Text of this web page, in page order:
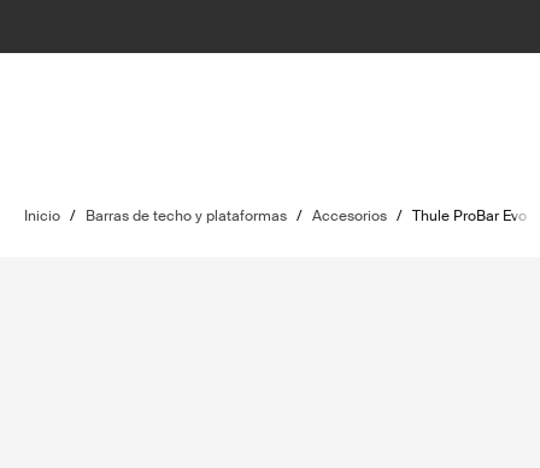
Inicio / Barras de techo y plataformas / Accesorios / Thule ProBar Evo